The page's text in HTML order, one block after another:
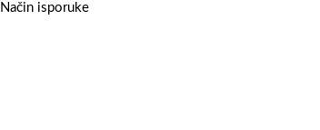
Način isporuke